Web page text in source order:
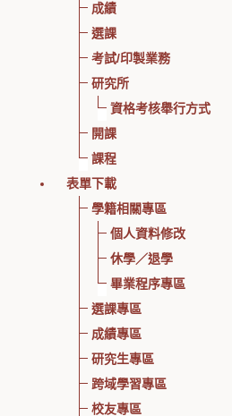
成績
選課
考試/印製業務
研究所
資格考核舉行方式
開課
課程
表單下載
學籍相關專區
個人資料修改
休學／退學
畢業程序專區
選課專區
成績專區
研究生專區
跨域學習專區
校友專區